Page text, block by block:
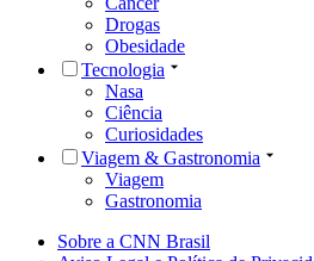
Drogas
Obesidade
Tecnologia
Nasa
Ciência
Curiosidades
Viagem & Gastronomia
Viagem
Gastronomia
Sobre a CNN Brasil